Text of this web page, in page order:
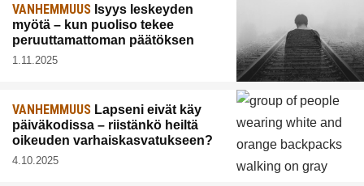
VANHEMMUUS Isyys leskeyden
myötä – kun puoliso tekee
peruuttamattoman päätöksen
1.11.2025
VANHEMMUUS Lapseni eivät käy
päiväkodissa – riistänkö heiltä
oikeuden varhaiskasvatukseen?
4.10.2025